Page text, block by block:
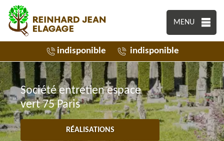
MENU
indisponible indisponible
Société entretien espace
vert 75 Paris
RÉALISATIONS